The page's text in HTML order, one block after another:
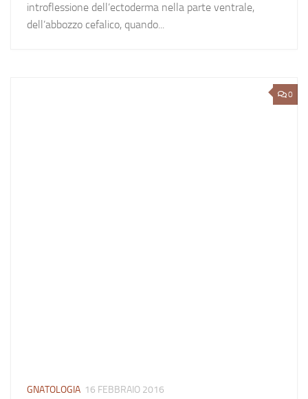
introflessione dell’ectoderma nella parte ventrale,
dell’abbozzo cefalico, quando...
0
GNATOLOGIA 16 FEBBRAIO 2016